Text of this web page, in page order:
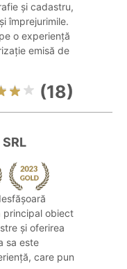
și cadastru,
împrejurimile.
o experiență
emisă de
(18)
principal obiect
și oferirea
sa este
care pun